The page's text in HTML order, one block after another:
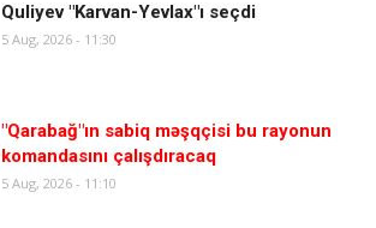
Quliyev "Karvan-Yevlax"ı seçdi
5 Aug, 2026 - 11:30
"Qarabağ"ın sabiq məşqçisi bu rayonun
komandasını çalışdıracaq
5 Aug, 2026 - 11:10